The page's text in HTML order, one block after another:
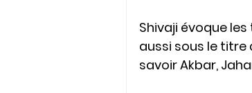
Shivaji évoque
aussi sous le titre
savoir Akbar,